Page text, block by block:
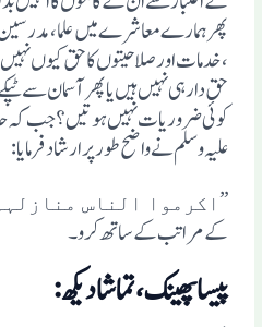
پھرہمارے معاشرے میں علما ، مدرسین
، خدمات اور صلاحیتوں کا حق کیوں
حق دار ہی نہیں ہیں یاپھرآسمان سے
کوئی ضروریات نہیں ہوتیں؟جب کہ
علیہ وسلم نے واضح طور پرارشاد فرمایا :
” اکرموا الناس
کے مراتب کے ساتھ کرو۔
پیساپھینک ،تماشادیکھ: